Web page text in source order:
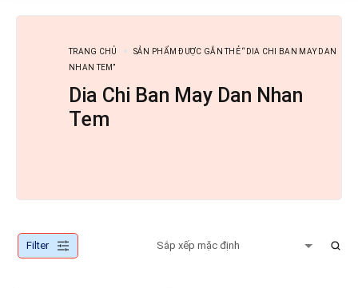
TRANG CHỦ
SẢN PHẨM ĐƯỢC GẮN THẺ “DIA CHI BAN MAY DAN
NHAN TEM”
Dia Chi Ban May Dan Nhan
Tem
Filter